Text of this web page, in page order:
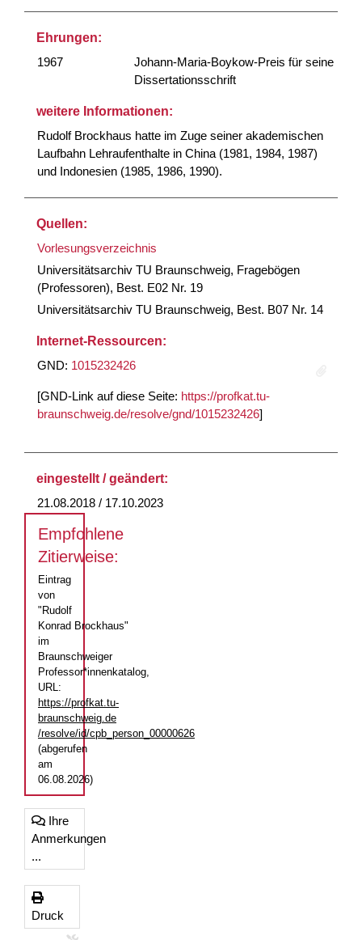
Ehrungen:
1967
Johann-Maria-Boykow-Preis für seine
Dissertationsschrift
weitere Informationen:
Rudolf Brockhaus hatte im Zuge seiner akademischen
Laufbahn Lehraufenthalte in China (1981, 1984, 1987)
und Indonesien (1985, 1986, 1990).
Quellen:
Vorlesungsverzeichnis
Universitätsarchiv TU Braunschweig, Fragebögen
(Professoren), Best. E02 Nr. 19
Universitätsarchiv TU Braunschweig, Best. B07 Nr. 14
Internet-Ressourcen:
GND: 1015232426
[GND-Link auf diese Seite: https://profkat.tu-
braunschweig.de/resolve/gnd/1015232426]
eingestellt / geändert:
21.08.2018 / 17.10.2023
Empfohlene
Zitierweise:
Eintrag
von
"Rudolf
Konrad Brockhaus"
im
Braunschweiger
Professor*innenkatalog,
URL:
https://profkat.tu-
braunschweig.de
/resolve/id/cpb_person_00000626
(abgerufen
am
06.08.2026)
Ihre
Anmerkungen
...
Druck